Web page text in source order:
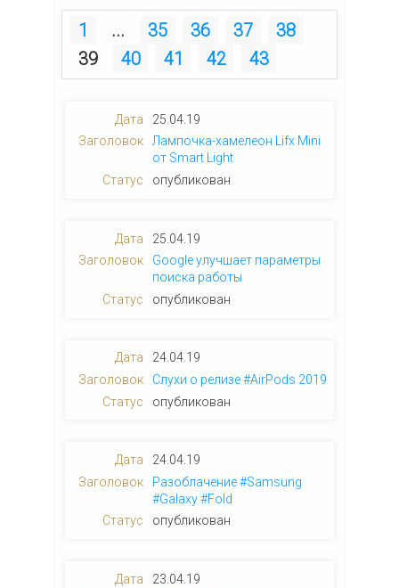
1
... 35 36 37
38
39
40 41 42 43
25.04.19
Лампочка-хамелеон Lifx Mini
от Smart Light
опубликован
25.04.19
Google улучшает параметры
поиска работы
опубликован
24.04.19
Слухи о релизе #AirPods 2019
опубликован
24.04.19
Разоблачение #Samsung
#Galaxy #Fold
опубликован
23.04.19